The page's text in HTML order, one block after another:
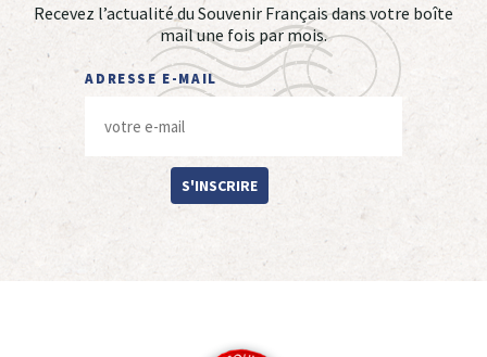
Recevez l’actualité du Souvenir Français dans votre boîte
mail une fois par mois.
ADRESSE E-MAIL
S'INSCRIRE